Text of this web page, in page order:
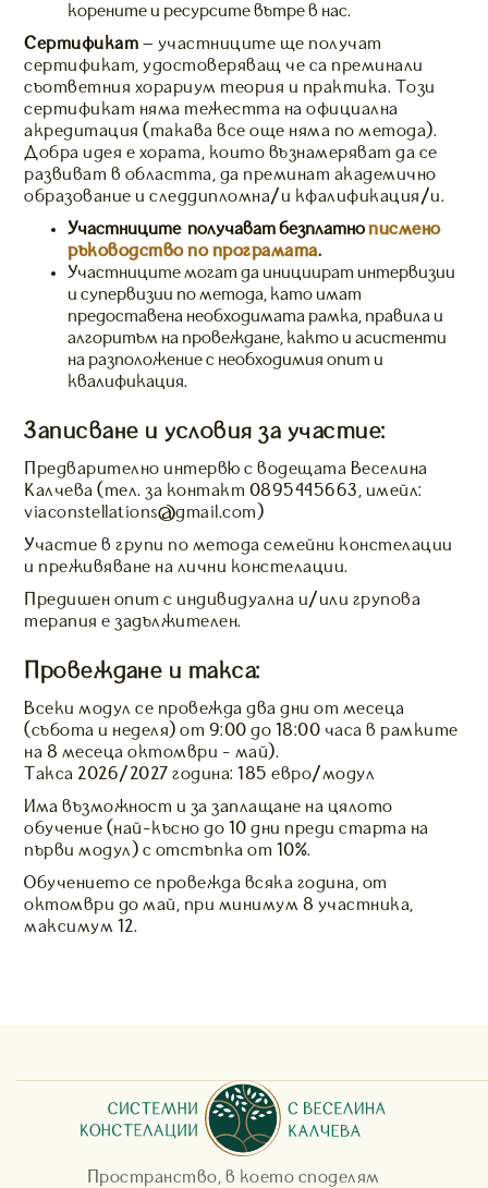
корените и ресурсите вътре в нас.
Сертификат – участниците ще получат
сертификат, удостоверяващ че са преминали
съответния хорариум теория и практика. Tози
сертификат няма тежестта на официална
акредитация (такава все още няма по метода).
Добра идея е хората, които възнамеряват да се
развиват в областта, да преминат академично
образование и следдипломна/и кфалификация/и.
Участниците получават безплатнописмено
ръководство по програмата.
Участниците могат да инициират интервизии
и супервизии по метода, като имат
предоставена необходимата рамка, правила и
алгоритъм на провеждане, както и асистенти
на разположение с необходимия опит и
квалификация.
Записване и условия за участие:
Предварително интервю с водещата Веселина
Калчева (тел. за контакт 0895445663, имейл:
viaconstellations@gmail.com)
Участие в групи по метода семейни констелации
и преживяване на лични констелации.
Предишен опит с индивидуална и/или групова
терапия е задължителен.
Провеждане и такса:
Всеки модул се провежда два дни от месеца
(събота и неделя) от 9:00 до 18:00 часа в рамките
на 8 месеца октомври - май).
Такса 2026/2027 година: 185 евро/модул
Има възможност и за заплащане на цялото
обучение (най-късно до 10 дни преди старта на
първи модул) с отстъпка от 10%.
Обучението се провежда всяка година, от
октомври до май, при минимум 8 участника,
максимум 12.
Пространство, в което споделям